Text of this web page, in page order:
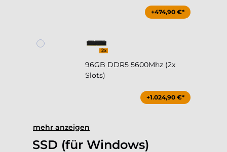
+474,90 €*
96GB DDR5 5600Mhz (2x
Slots)
+1.024,90 €*
mehr anzeigen
SSD (für Windows)